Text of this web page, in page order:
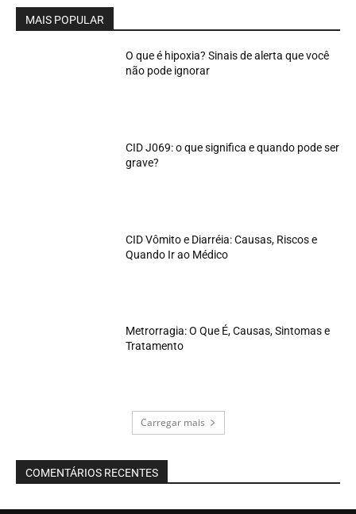
MAIS POPULAR
O que é hipoxia? Sinais de alerta que você
não pode ignorar
CID J069: o que significa e quando pode ser
grave?
CID Vômito e Diarréia: Causas, Riscos e
Quando Ir ao Médico
Metrorragia: O Que É, Causas, Sintomas e
Tratamento
Carregar mais
COMENTÁRIOS RECENTES